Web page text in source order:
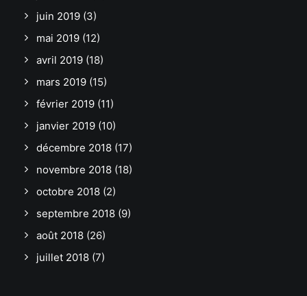
juin 2019 (3)
mai 2019 (12)
avril 2019 (18)
mars 2019 (15)
février 2019 (11)
janvier 2019 (10)
décembre 2018 (17)
novembre 2018 (18)
octobre 2018 (2)
septembre 2018 (9)
août 2018 (26)
juillet 2018 (7)